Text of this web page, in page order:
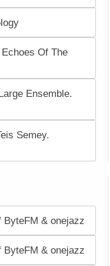
Of The
Ensemble.
Semey.
& onejazz
& onejazz